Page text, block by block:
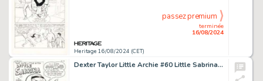
Heritage 16/08/2024 (CET)
terminée
16/08/2024
passez premium
Dexter Taylor Little Archie #60 Little Sabrina Complete 8-Page Story "A Clean Sweep" Original Art (Archie, 1970). (Total: 8 Original Art)